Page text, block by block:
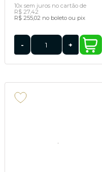
10x sem juros no cartãode
R$ 27,42
R$ 255,02 no boleto ou pix
- +